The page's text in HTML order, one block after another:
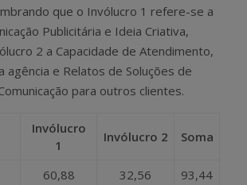
que o Invólucro 1 refere-se a
Publicitária e Ideia Criativa,
2 a Capacidade de Atendimento,
agência e Relatos de Soluções de
para outros clientes.
Invólucro
1
Invólucro 2 Soma
60,88 32,56
93,44